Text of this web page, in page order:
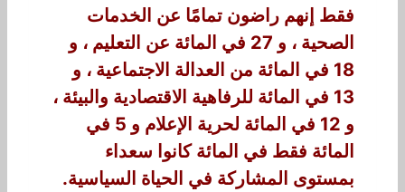
فقط إنهم راضون تمامًا عن الخدمات
الصحية ، و 27 في المائة عن التعليم ، و
18 في المائة من العدالة الاجتماعية ، و
13 في المائة للرفاهية الاقتصادية والبيئة ،
و 12 في المائة لحرية الإعلام و 5 في
المائة فقط في المائة كانوا سعداء
بمستوى المشاركة في الحياة السياسية.